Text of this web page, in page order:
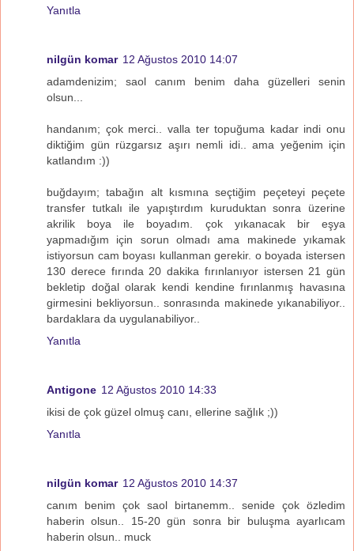
Yanıtla
nilgün komar 12 Ağustos 2010 14:07
adamdenizim; saol canım benim daha güzelleri senin
olsun...
handanım; çok merci.. valla ter topuğuma kadar indi onu
diktiğim gün rüzgarsız aşırı nemli idi.. ama yeğenim için
katlandım :))
buğdayım; tabağın alt kısmına seçtiğim peçeteyi peçete
transfer tutkalı ile yapıştırdım kuruduktan sonra üzerine
akrilik boya ile boyadım. çok yıkanacak bir eşya
yapmadığım için sorun olmadı ama makinede yıkamak
istiyorsun cam boyası kullanman gerekir. o boyada istersen
130 derece fırında 20 dakika fırınlanıyor istersen 21 gün
bekletip doğal olarak kendi kendine fırınlanmış havasına
girmesini bekliyorsun.. sonrasında makinede yıkanabiliyor..
bardaklara da uygulanabiliyor..
Yanıtla
Antigone 12 Ağustos 2010 14:33
ikisi de çok güzel olmuş canı, ellerine sağlık ;))
Yanıtla
nilgün komar 12 Ağustos 2010 14:37
canım benim çok saol birtanemm.. senide çok özledim
haberin olsun.. 15-20 gün sonra bir buluşma ayarlıcam
haberin olsun.. muck